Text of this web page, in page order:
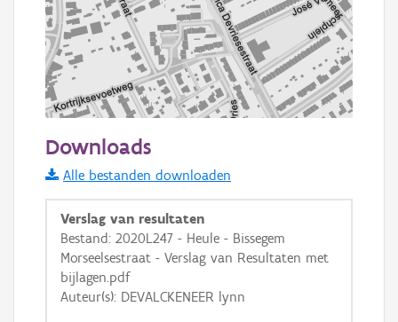
Informatie Vlaanderen
i
+ −
Downloads
Alle bestanden downloaden
Verslag van resultaten
Bestand: 2020L247 - Heule - Bissegem
Morseelsestraat - Verslag van Resultaten met
bijlagen.pdf
Auteur(s): DEVALCKENEER lynn